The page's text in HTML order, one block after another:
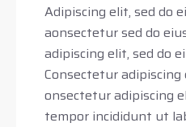
Adipiscing elit, sed do
aonsectetur sed do
adipiscing elit, sed do
Consectetur adipiscing
onsectetur adipiscing
tempor incididunt ut